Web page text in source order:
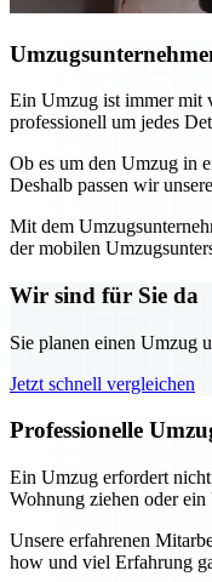
Ein Umzug ist immer mit
professionell um jedes
Ob es um den Umzug in
Deshalb passen wir
Mit dem
der mobilen
Wir sind für Sie da
Sie planen einen Umzug
Jetzt schnell vergleichen
Professionelle
Ein Umzug erfordert
Wohnung ziehen oder
Unsere erfahrenen
how und viel Erfahrung